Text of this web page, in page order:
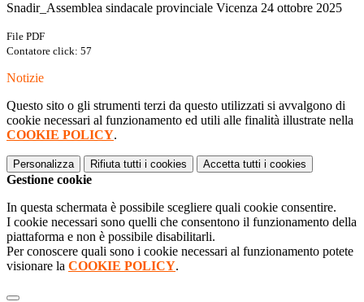
Snadir_Assemblea sindacale provinciale Vicenza 24 ottobre 2025
File PDF
Contatore click: 57
Notizie
Questo sito o gli strumenti terzi da questo utilizzati si avvalgono di
cookie necessari al funzionamento ed utili alle finalità illustrate nella
COOKIE POLICY.
Personalizza Rifiuta tutti i cookies Accetta tutti i cookies
Gestione cookie
In questa schermata è possibile scegliere quali cookie consentire.
I cookie necessari sono quelli che consentono il funzionamento della
piattaforma e non è possibile disabilitarli.
Per conoscere quali sono i cookie necessari al funzionamento potete
visionare la COOKIE POLICY.